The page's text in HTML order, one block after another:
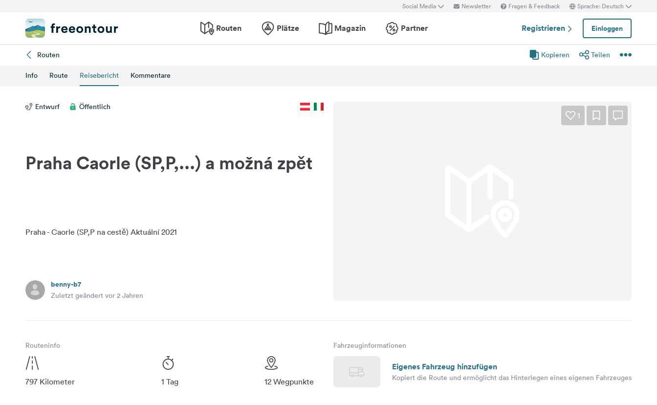
Social Media Newsletter Fragen & Feedback Sprache: Deutsch
Routen Plätze Magazin Partner Registrieren Einloggen
Routen Kopieren Teilen
Info Route Reisebericht Kommentare
Entwurf Öffentlich
Praha Caorle (SP,P,...) a možná zpět
benny-b7
Zuletzt geändert vor 2 Jahren
1
Routeninfo
797 Kilometer 1 Tag 12 Wegpunkte
Fahrzeuginformationen
Eigenes Fahrzeug hinzufügen
Kopiert die Route und ermöglicht das Hinterlegen eines eigenen Fahrzeuges